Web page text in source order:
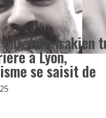
chrétien irakien
à Lyon,
se saisit de